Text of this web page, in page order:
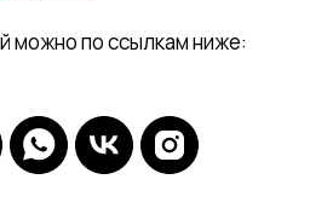
можно по ссылкам ниже: